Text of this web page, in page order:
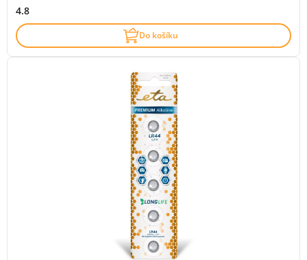
4.8
Do košíku